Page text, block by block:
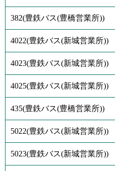
382(豊鉄バス(豊橋営業所))
4022(豊鉄バス(新城営業所))
4023(豊鉄バス(新城営業所))
4025(豊鉄バス(新城営業所))
435(豊鉄バス(豊橋営業所))
5022(豊鉄バス(新城営業所))
5023(豊鉄バス(新城営業所))